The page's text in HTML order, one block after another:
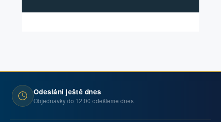
Odeslání ještě dnes
Objednávky do 12:00 odešleme dnes